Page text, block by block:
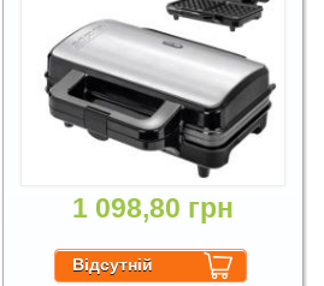
1 098,80 грн